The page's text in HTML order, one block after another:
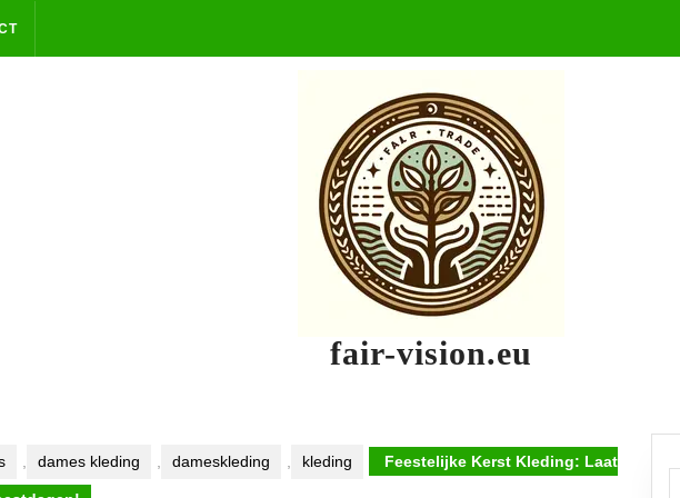
fair-vision.eu
dames kleding dameskleding kleding Feestelijke Kerst Kleding: Laat